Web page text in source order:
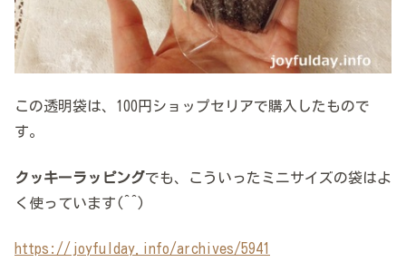
この透明袋は、100円ショップセリアで購入したもので
す。
クッキーラッピングでも、こういったミニサイズの袋はよ
く使っています(^^)
https://joyfulday.info/archives/5941